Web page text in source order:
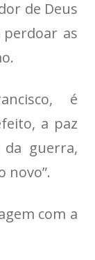
de Deus
as
é
a paz
guerra,
novo”.
com a